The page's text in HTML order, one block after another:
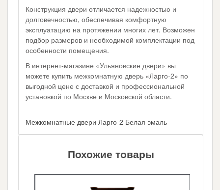
Конструкция двери отличается надежностью и
долговечностью, обеспечивая комфортную
эксплуатацию на протяжении многих лет. Возможен
подбор размеров и необходимой комплектации под
особенности помещения.
В интернет-магазине «Ульяновские двери» вы
можете купить межкомнатную дверь «Ларго-2» по
выгодной цене с доставкой и профессиональной
установкой по Москве и Московской области.
Межкомнатные двери Ларго-2 Белая эмаль
Похожие товары